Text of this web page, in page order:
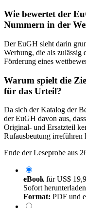
Wie bewertet der
Nummern in der
Der EuGH sieht darin
Werbung, die als zulässig
Förderung eines
Warum spielt die
für das Urteil?
Da sich der Katalog der
der EuGH davon aus,
Original- und Ersatzteil
Rufausbeutung irreführen
Ende der Leseprobe aus
eBook fürUS$
Sofort
Format: PDF und